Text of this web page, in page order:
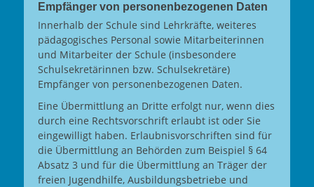
Empfänger von personenbezogenen Daten
Innerhalb der Schule sind Lehrkräfte, weiteres
pädagogisches Personal sowie Mitarbeiterinnen
und Mitarbeiter der Schule (insbesondere
Schulsekretärinnen bzw. Schulsekretäre)
Empfänger von personenbezogenen Daten.
Eine Übermittlung an Dritte erfolgt nur, wenn dies
durch eine Rechtsvorschrift erlaubt ist oder Sie
eingewilligt haben. Erlaubnisvorschriften sind für
die Übermittlung an Behörden zum Beispiel § 64
Absatz 3 und für die Übermittlung an Träger der
freien Jugendhilfe, Ausbildungsbetriebe und